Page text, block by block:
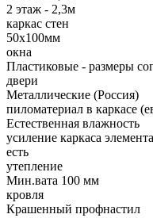
2 этаж - 2,3м
каркас стен
50х100мм
окна
Пластиковые - размеры
двери
Металлические (Россия)
пиломатериал в каркасе
Естественная влажность
усиление каркаса
есть
утепление
Мин.вата 100 мм
кровля
Крашенный профнастил